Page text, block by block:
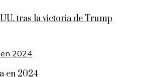
tras la victoria de Trump
en 2024